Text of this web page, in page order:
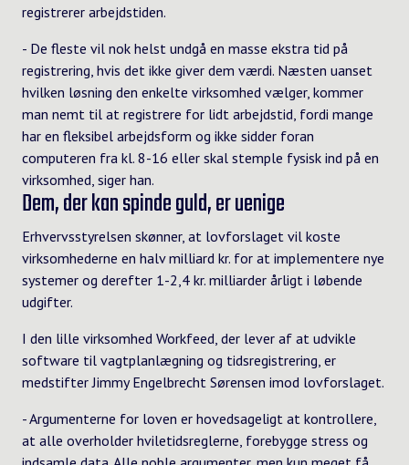
registrerer arbejdstiden.
- De fleste vil nok helst undgå en masse ekstra tid på
registrering, hvis det ikke giver dem værdi. Næsten uanset
hvilken løsning den enkelte virksomhed vælger, kommer
man nemt til at registrere for lidt arbejdstid, fordi mange
har en fleksibel arbejdsform og ikke sidder foran
computeren fra kl. 8-16 eller skal stemple fysisk ind på en
virksomhed, siger han.
Dem, der kan spinde guld, er uenige
Erhvervsstyrelsen skønner, at lovforslaget vil koste
virksomhederne en halv milliard kr. for at implementere nye
systemer og derefter 1-2,4 kr. milliarder årligt i løbende
udgifter.
I den lille virksomhed Workfeed, der lever af at udvikle
software til vagtplanlægning og tidsregistrering, er
medstifterJimmy Engelbrecht Sørensen imod lovforslaget.
- Argumenterne for loven er hovedsageligt at kontrollere,
at alle overholder hviletidsreglerne, forebygge stress og